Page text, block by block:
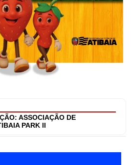
ASSOCIAÇÃO DE
PARK II